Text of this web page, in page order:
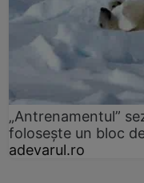
„Antrenamentul”
folosește un bloc
adevarul.ro